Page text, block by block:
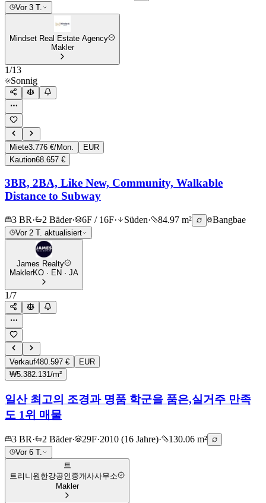
Vor 3 T.
Mindset Real Estate Agency
Makler
1/13
Sonnig
Miete3.776 €/Mon.
EUR
Kaution68.657 €
3BR, 2BA, Like New, Community, Walkable
Distance to Subway
3 BR· 2 Bäder· 6F / 16F· Süden· 84.97 m² Bangbae
Vor 2 T. aktualisiert
James Realty
MaklerKO · EN · JA
1/7
Verkauf480.597 €
EUR
₩5.382.131/m²
일산 최고의 조경과 명품 학군을 품은,실거주 만족
도 1위 매물
3 BR· 2 Bäder· 29F·2010 (16 Jahre)· 130.06 m²
Vor 6 T.
트
트리니원한강공인중개사사무소
Makler